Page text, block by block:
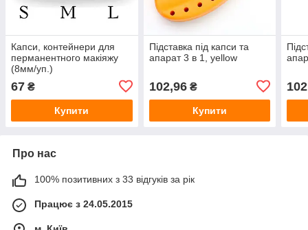
Капси, контейнери для
перманентного макіяжу
(8мм/уп.)
67 ₴
Купити
Підставка під капси та
апарат 3 в 1, yellow
102,96₴
Купити
Про нас
100% позитивних з 33 відгуків за рік
Працює з 24.05.2015